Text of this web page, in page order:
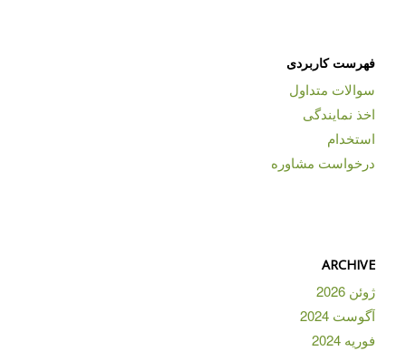
فهرست کاربردی
سوالات متداول
اخذ نمایندگی
استخدام
درخواست مشاوره
ARCHIVE
ژوئن 2026
آگوست 2024
فوریه 2024